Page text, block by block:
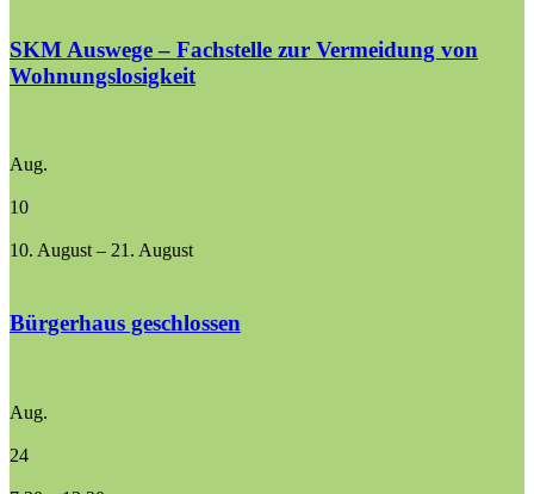
SKM Auswege – Fachstelle zur Vermeidung von
Wohnungslosigkeit
Aug.
10
10. August – 21. August
Bürgerhaus geschlossen
Aug.
24